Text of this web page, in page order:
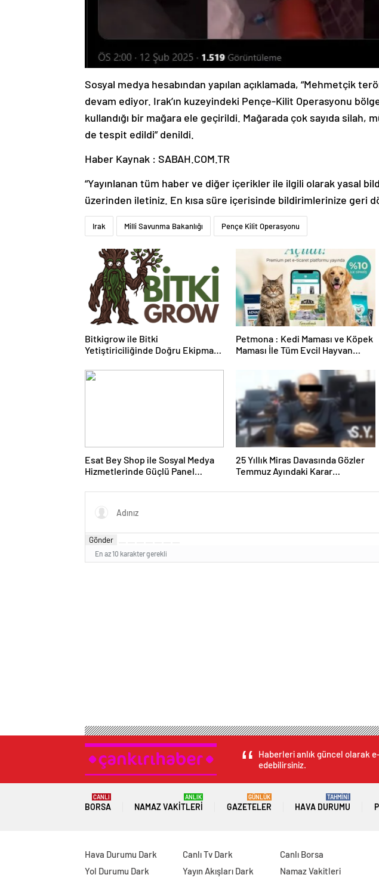
Sosyal medya hesabından yapılan açıklamada, “Mehmetçik
devam ediyor. Irak’ın kuzeyindeki Pençe-Kilit Operasyonu
kullandığı bir mağara ele geçirildi. Mağarada çok sayıda silah,
de tespit edildi” denildi.
Haber Kaynak : SABAH.COM.TR
“Yayınlanan tüm haber ve diğer içerikler ile ilgili olarak yasal
üzerinden iletiniz. En kısa süre içerisinde bildirimlerinize geri
Irak Milli Savunma Bakanlığı Pençe Kilit Operasyonu
Bitkigrow ile Bitki
Yetiştiriciliğinde Doğru Ekipman
Petmona : Kedi Maması ve Köpek
Maması İle Tüm Evcil Hayvan
Esat Bey Shop ile Sosyal Medya
Hizmetlerinde Güçlü Panel
25 Yıllık Miras Davasında Gözler
Temmuz Ayındaki Karar
Gönder
En az 10 karakter gerekli
Haberleri anlık güncel olarak
edebilirsiniz.
BORSA
CANLI
NAMAZ VAKITLERI
ANLIK
GAZETELER
GÜNLÜK
HAVA DURUMU
TAHMİNİ
Hava Durumu Dark
Yol Durumu Dark
Canlı Tv Dark
Yayın Akışları Dark
Canlı Borsa
Namaz Vakitleri